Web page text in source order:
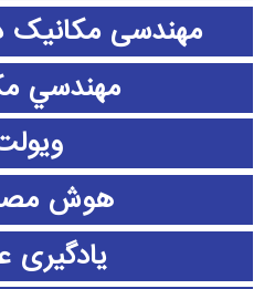
مهندسی مکانیک
مهندسي
هوش
یادگیری